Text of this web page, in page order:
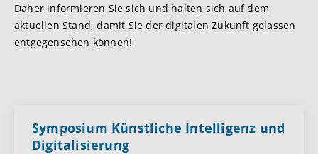
Daher informieren Sie sich und halten sich auf dem
aktuellen Stand, damit Sie der digitalen Zukunft gelassen
entgegensehen können!
Symposium Künstliche Intelligenz und
Digitalisierung